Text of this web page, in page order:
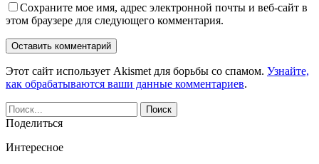
Сохраните мое имя, адрес электронной почты и веб-сайт в
этом браузере для следующего комментария.
Этот сайт использует Akismet для борьбы со спамом. Узнайте,
как обрабатываются ваши данные комментариев.
Поделиться
Интересное